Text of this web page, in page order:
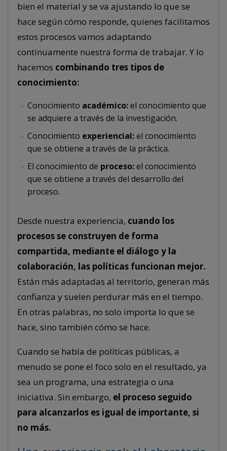
bien el material y se va ajustando lo que se
hace según cómo responde, quienes facilitamos
estos procesos vamos adaptando
continuamente nuestra forma de trabajar. Y lo
hacemos combinando tres tipos de
conocimiento:
Conocimiento académico:el conocimiento que
se adquiere a través de la investigación.
Conocimiento experiencial:el conocimiento
que se obtiene a través de la práctica.
El conocimiento de proceso:el conocimiento
que se obtiene a través del desarrollo del
proceso.
Desde nuestra experiencia, cuando los
procesos se construyen de forma
compartida, mediante el diálogo y la
colaboración, las políticas funcionan mejor.
Están más adaptadas al territorio, generan más
confianza y suelen perdurar más en el tiempo.
En otras palabras, no solo importa lo que se
hace, sino también cómo se hace.
Cuando se habla de políticas públicas, a
menudo se pone el foco solo en el resultado, ya
sea un programa, una estrategia o una
iniciativa. Sin embargo, el proceso seguido
para alcanzarlos es igual de importante, si
no más.